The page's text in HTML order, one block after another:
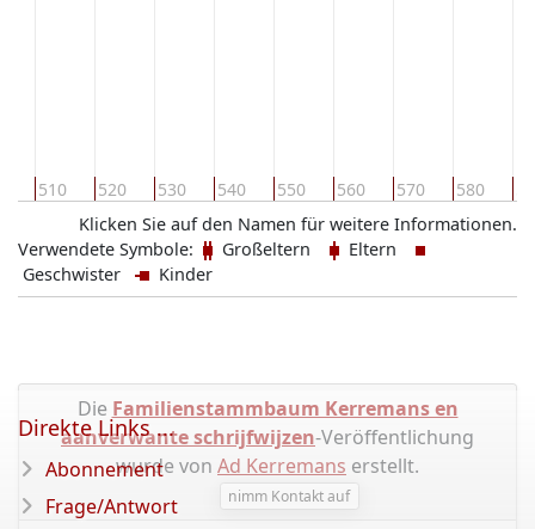
510 520 530 540 550 560 570 580
Klicken Sie auf den Namen für weitere Informationen.
Verwendete Symbole:
Großeltern
Eltern
Geschwister
Kinder
Die Familienstammbaum Kerremans en
aanverwante schrijfwijzen-Veröffentlichung
wurde von Ad Kerremans erstellt.
nimm Kontakt auf
Direkte Links ...
Abonnement
Frage/Antwort